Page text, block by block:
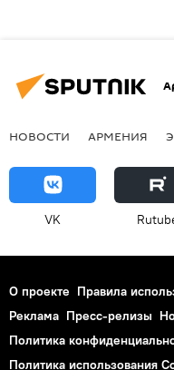
НОВОСТИ АРМЕНИЯ
VK
О проекте Правила
Реклама Пресс-релизы
Политика
Политика использования